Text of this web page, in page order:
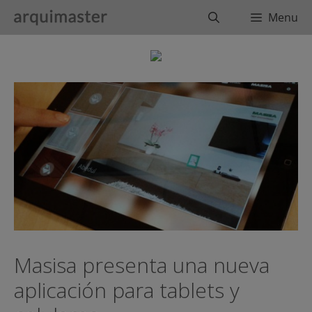
BuscarMenu
Masisa presenta una nueva
aplicación para tablets y